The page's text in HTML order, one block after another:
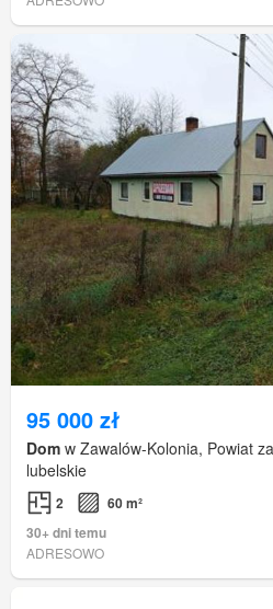
95 000 zł
Dom w Zawalów-Kolonia, Powiat
lubelskie
2
60 m²
30+ dni temu
ADRESOWO